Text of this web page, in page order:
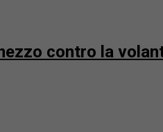
contro la